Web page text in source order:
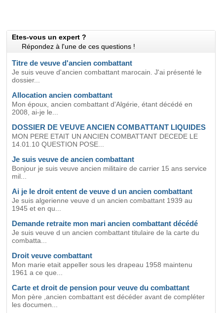
Etes-vous un expert ?
Répondez à l'une de ces questions !
Titre de veuve d'ancien combattant
Je suis veuve d'ancien combattant marocain. J'ai présenté le
dossier...
Allocation ancien combattant
Mon époux, ancien combattant d'Algérie, étant décédé en
2008, ai-je le...
DOSSIER DE VEUVE ANCIEN COMBATTANT LIQUIDES
MON PERE ETAIT UN ANCIEN COMBATTANT DECEDE LE
14.01.10 QUESTION POSE...
Je suis veuve de ancien combattant
Bonjour je suis veuve ancien militaire de carrier 15 ans service
mil...
Ai je le droit entent de veuve d un ancien combattant
Je suis algerienne veuve d un ancien combattant 1939 au
1945 et en qu...
Demande retraite mon mari ancien combattant décédé
Je suis veuve d un ancien combattant titulaire de la carte du
combatta...
Droit veuve combattant
Mon marie etait appeller sous les drapeau 1958 maintenu
1961 a ce que...
Carte et droit de pension pour veuve du combattant
Mon père ,ancien combattant est décéder avant de compléter
les documen...